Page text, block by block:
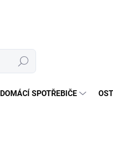
Hledat
DOMÁCÍ SPOTŘEBIČE